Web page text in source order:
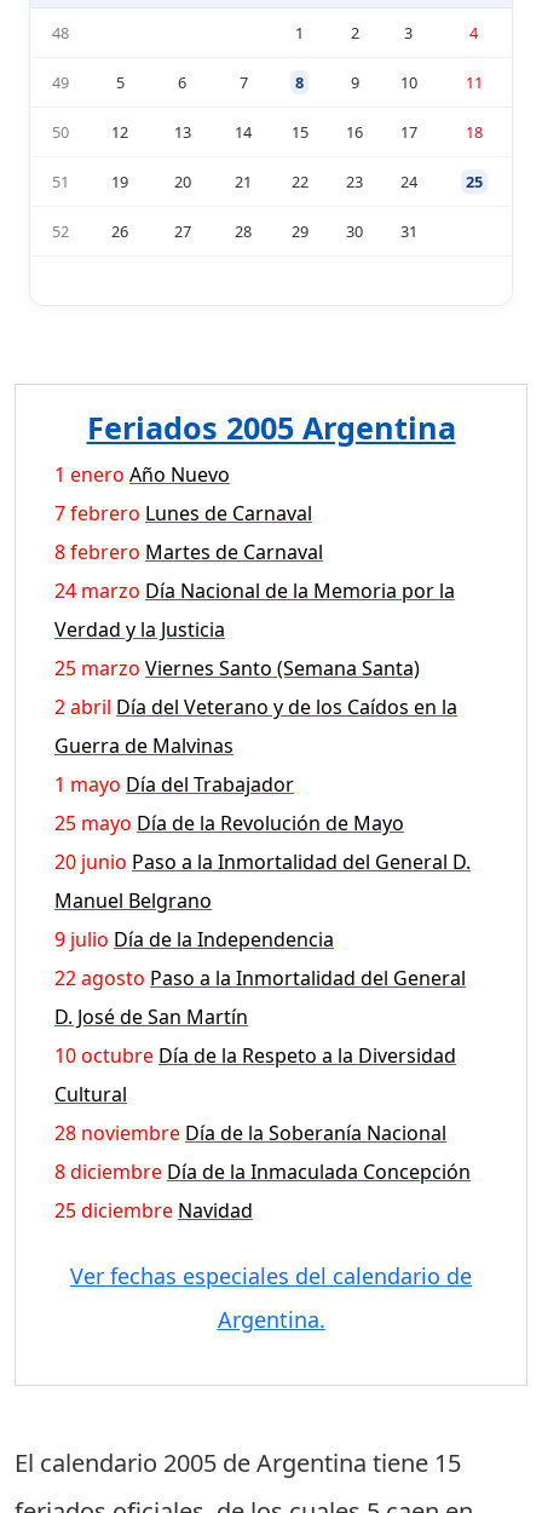
48 1 2 3 4
49 5 6 7 8 9 10 11
50 12 13 14 15 16 17 18
51 19 20 21 22 23 24 25
52 26 27 28 29 30 31
Feriados 2005 Argentina
1 enero Año Nuevo
7 febrero Lunes de Carnaval
8 febrero Martes de Carnaval
24 marzo Día Nacional de la Memoria por la
Verdad y la Justicia
25 marzo Viernes Santo (Semana Santa)
2 abril Día del Veterano y de los Caídos en la
Guerra de Malvinas
1 mayo Día del Trabajador
25 mayo Día de la Revolución de Mayo
20 junio Paso a la Inmortalidad del General D.
Manuel Belgrano
9 julio Día de la Independencia
22 agosto Paso a la Inmortalidad del General
D. José de San Martín
10 octubre Día de la Respeto a la Diversidad
Cultural
28 noviembre Día de la Soberanía Nacional
8 diciembre Día de la Inmaculada Concepción
25 diciembre Navidad
Ver fechas especiales del calendario de
Argentina.
El calendario 2005 de Argentina tiene 15